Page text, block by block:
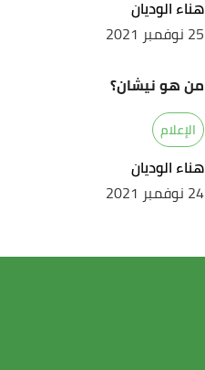
هناء الوديان
25 نوفمبر 2021
من هو نيشان؟
الإعلام
هناء الوديان
24 نوفمبر 2021